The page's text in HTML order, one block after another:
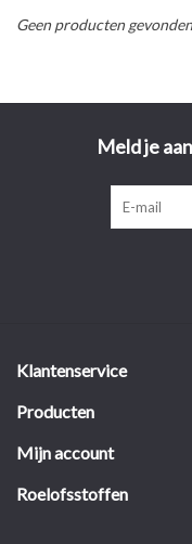
Geen producten
Meld je
Klantenservice
Producten
Mijn account
Roelofsstoffen